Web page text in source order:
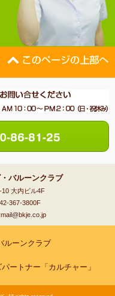
バルーンクラブ
大内ビル4F
367-3800F
ルーンクラブ
ートナー「カルチャー」